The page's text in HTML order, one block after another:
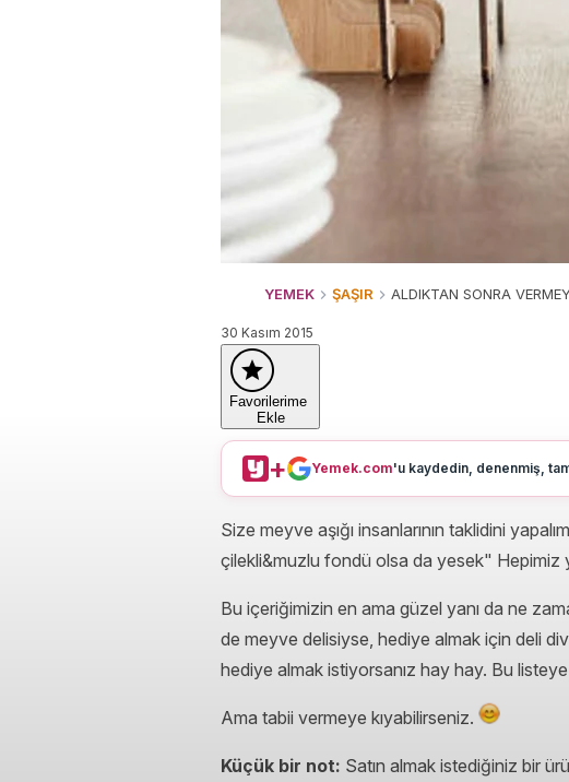
YEMEK ŞAŞIR ALDIKTAN SONRA
30 Kasım 2015
Favorilerime
Ekle
+ Yemek.com'u kaydedin, denenmiş,
Size meyve aşığı insanlarının taklidini
çilekli&muzlu fondü olsa da yesek" Hepimiz
Bu içeriğimizin en ama güzel yanı da ne
de meyve delisiyse, hediye almak için deli
hediye almak istiyorsanız hay hay. Bu
Ama tabii vermeye kıyabilirseniz.
Küçük bir not: Satın almak istediğiniz bir